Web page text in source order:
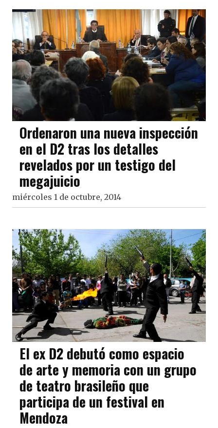
Ordenaron una nueva inspección
en el D2 tras los detalles
revelados por un testigo del
megajuicio
miércoles 1 de octubre, 2014
El ex D2 debutó como espacio
de arte y memoria con un grupo
de teatro brasileño que
participa de un festival en
Mendoza